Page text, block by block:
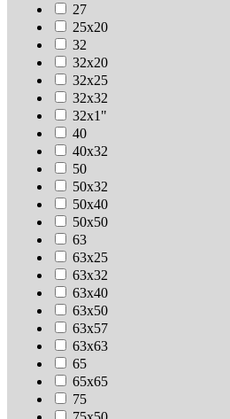
27
25х20
32
32х20
32х25
32х32
32х1"
40
40х32
50
50х32
50х40
50х50
63
63х25
63х32
63х40
63х50
63х57
63х63
65
65х65
75